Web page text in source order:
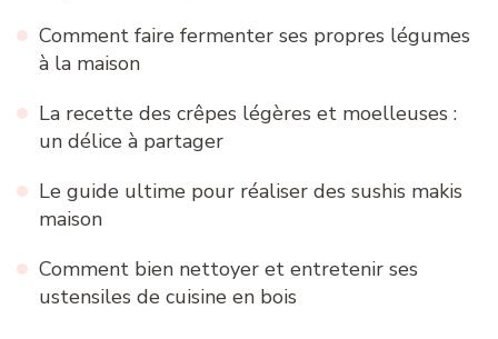
Comment faire fermenter ses propres légumes
à la maison
La recette des crêpes légères et moelleuses :
un délice à partager
Le guide ultime pour réaliser des sushis makis
maison
Comment bien nettoyer et entretenir ses
ustensiles de cuisine en bois